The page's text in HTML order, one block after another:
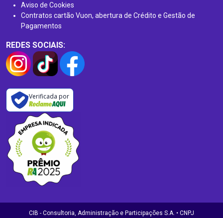
Aviso de Cookies
Contratos cartão Vuon, abertura de Crédito e Gestão de
Pagamentos
REDES SOCIAIS:
Verificada por
CIB - Consultoria, Administração e Participações S.A. • CNPJ